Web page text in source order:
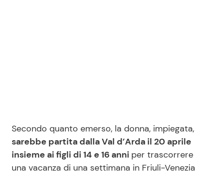
Redazione
Contattaci
Pubblicità
Secondo quanto emerso, la donna, impiegata,
sarebbe partita dalla Val d’Arda il 20 aprile
insieme ai figli di 14 e 16 anni per trascorrere
una vacanza di una settimana in Friuli-Venezia